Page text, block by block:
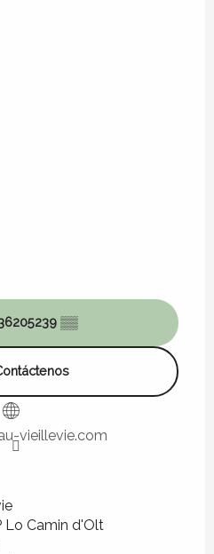
▒▒
vieillevie.com
Lo Camin d'Olt